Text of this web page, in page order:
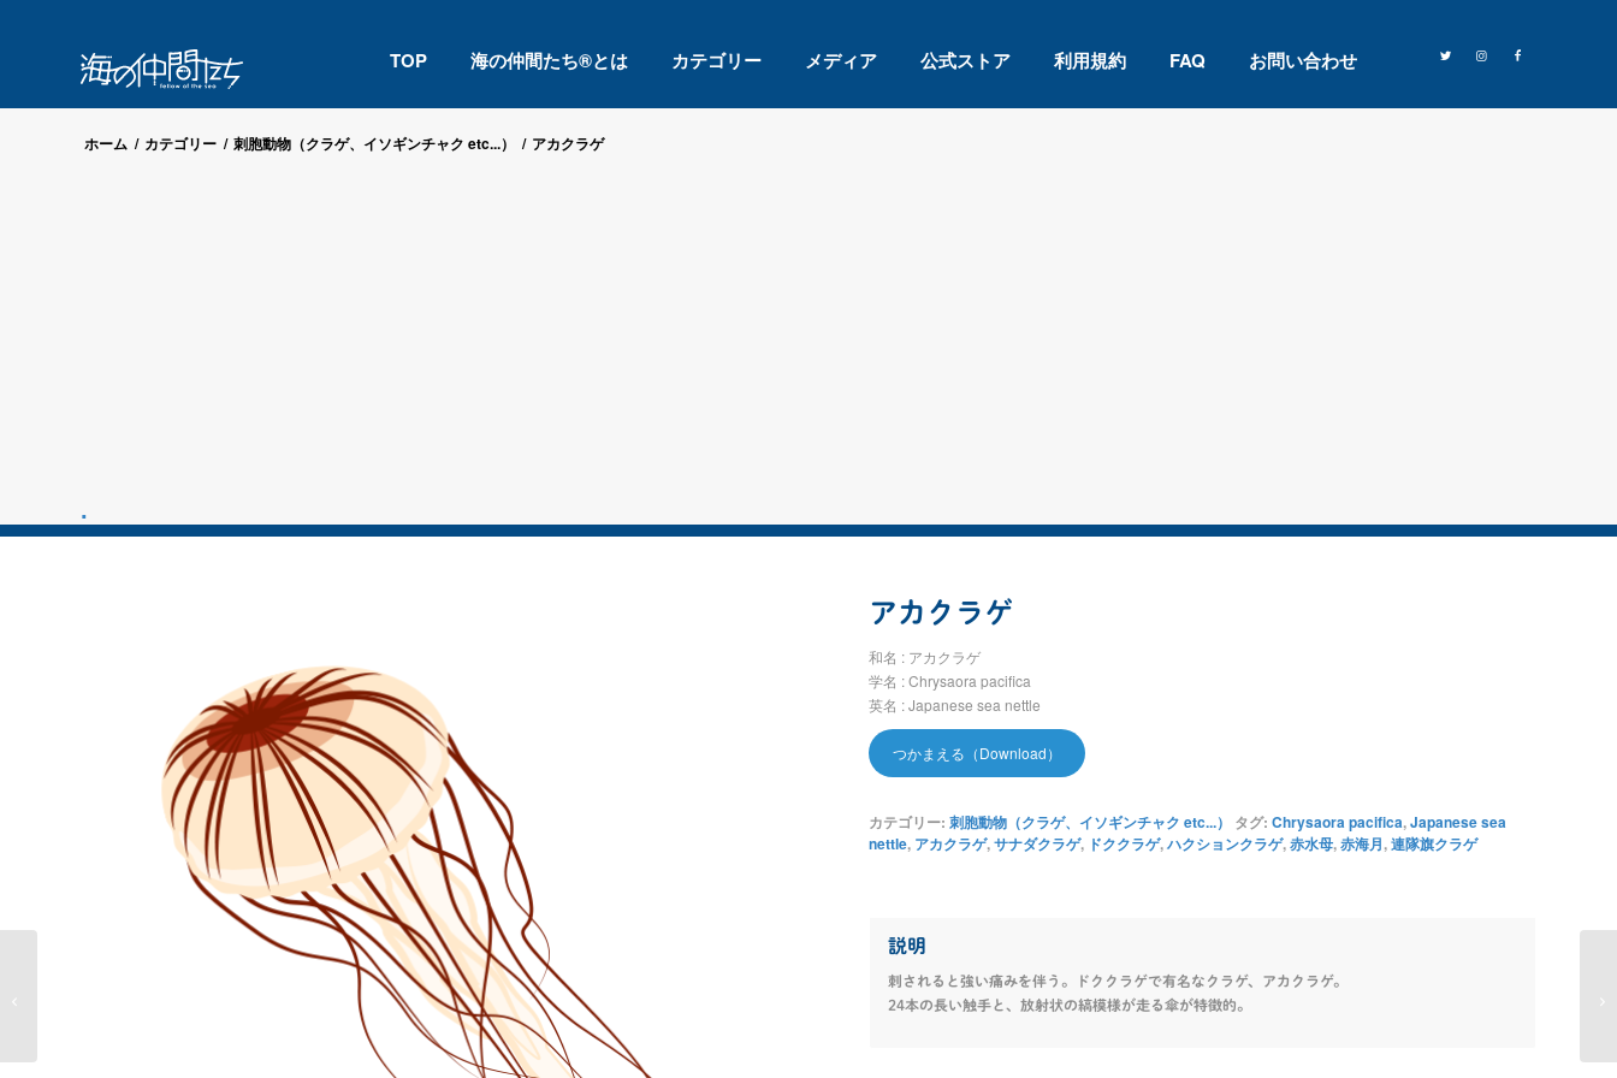
TOP 海の仲間たち®とは カテゴリー メディア 公式ストア 利用規約 FAQ お問い合わせ
ホーム / カテゴリー / 刺胞動物（クラゲ、イソギンチャク etc...） / アカクラゲ
アカクラゲ
和名 : アカクラゲ
学名 : Chrysaora pacifica
英名 : Japanese sea nettle
つかまえる（Download）
カテゴリー: 刺胞動物（クラゲ、イソギンチャク etc...） タグ: Chrysaora pacifica,Japanese sea
nettle, アカクラゲ,サナダクラゲ, ドククラゲ,ハクションクラゲ,赤水母,赤海月,連隊旗クラゲ
説明
刺されると強い痛みを伴う。ドククラゲで有名なクラゲ、アカクラゲ。
24本の長い触手と、放射状の縞模様が走る傘が特徴的。